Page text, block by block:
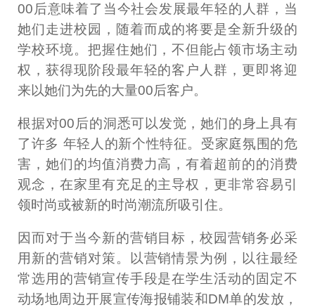
00后意味着了当今社会发展最年轻的人群，当
她们走进校园，随着而成的将要是全新升级的
学校环境。把握住她们，不但能占领市场主动
权，获得现阶段最年轻的客户人群，更即将迎
来以她们为先的大量00后客户。
根据对00后的洞悉可以发觉，她们的身上具有
了许多 年轻人的新个性特征。受家庭氛围的危
害，她们的均值消费力高，有着超前的的消费
观念，在家里有充足的主导权，更非常容易引
领时尚或被新的时尚潮流所吸引住。
因而对于当今新的营销目标，校园营销务必采
用新的营销对策。以营销情景为例，以往最经
常选用的营销宣传手段是在学生活动的固定不
动场地周边开展宣传海报铺装和DM单的发放，